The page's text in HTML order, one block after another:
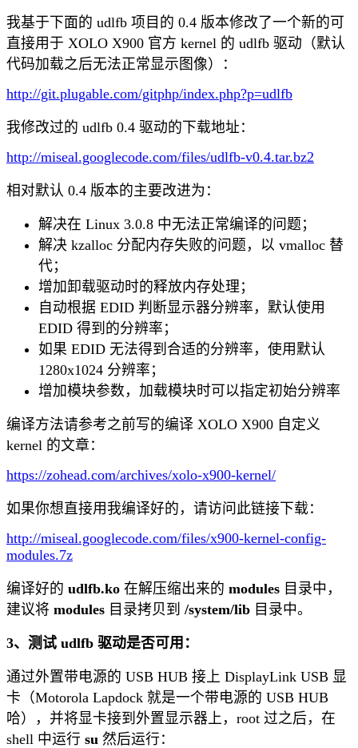
我基于下面的 udlfb 项目的 0.4 版本修改了一个新的可
直接用于 XOLO X900 官方 kernel 的 udlfb 驱动（默认
代码加载之后无法正常显示图像）：
http://git.plugable.com/gitphp/index.php?p=udlfb
我修改过的 udlfb 0.4 驱动的下载地址：
http://miseal.googlecode.com/files/udlfb-v0.4.tar.bz2
相对默认 0.4 版本的主要改进为：
解决在 Linux 3.0.8 中无法正常编译的问题；
解决 kzalloc 分配内存失败的问题，以 vmalloc 替
代；
增加卸载驱动时的释放内存处理；
自动根据 EDID 判断显示器分辨率，默认使用
EDID 得到的分辨率；
如果 EDID 无法得到合适的分辨率，使用默认
1280x1024 分辨率；
增加模块参数，加载模块时可以指定初始分辨率
编译方法请参考之前写的编译 XOLO X900 自定义
kernel 的文章：
https://zohead.com/archives/xolo-x900-kernel/
如果你想直接用我编译好的，请访问此链接下载：
http://miseal.googlecode.com/files/x900-kernel-config-
modules.7z
编译好的 udlfb.ko 在解压缩出来的 modules 目录中，
建议将 modules 目录拷贝到 /system/lib 目录中。
3、测试 udlfb 驱动是否可用：
通过外置带电源的 USB HUB 接上 DisplayLink USB 显
卡（Motorola Lapdock 就是一个带电源的 USB HUB
哈），并将显卡接到外置显示器上，root 过之后，在
shell 中运行 su 然后运行：